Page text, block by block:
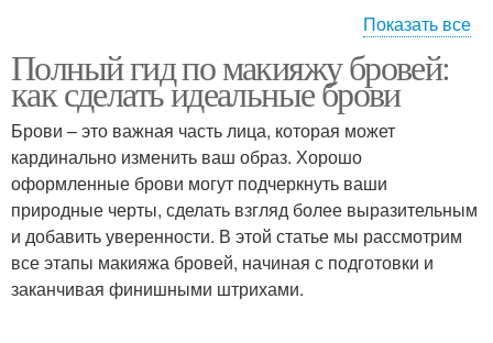
Инструменты для
макияжа
Показать все
Полный гид по макияжу бровей:
как сделать идеальные брови
Брови – это важная часть лица, которая может
кардинально изменить ваш образ. Хорошо
оформленные брови могут подчеркнуть ваши
природные черты, сделать взгляд более выразительным
и добавить уверенности. В этой статье мы рассмотрим
все этапы макияжа бровей, начиная с подготовки и
заканчивая финишными штрихами.